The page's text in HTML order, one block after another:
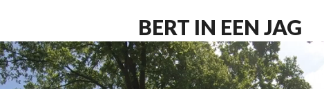
BERT IN EEN JAG